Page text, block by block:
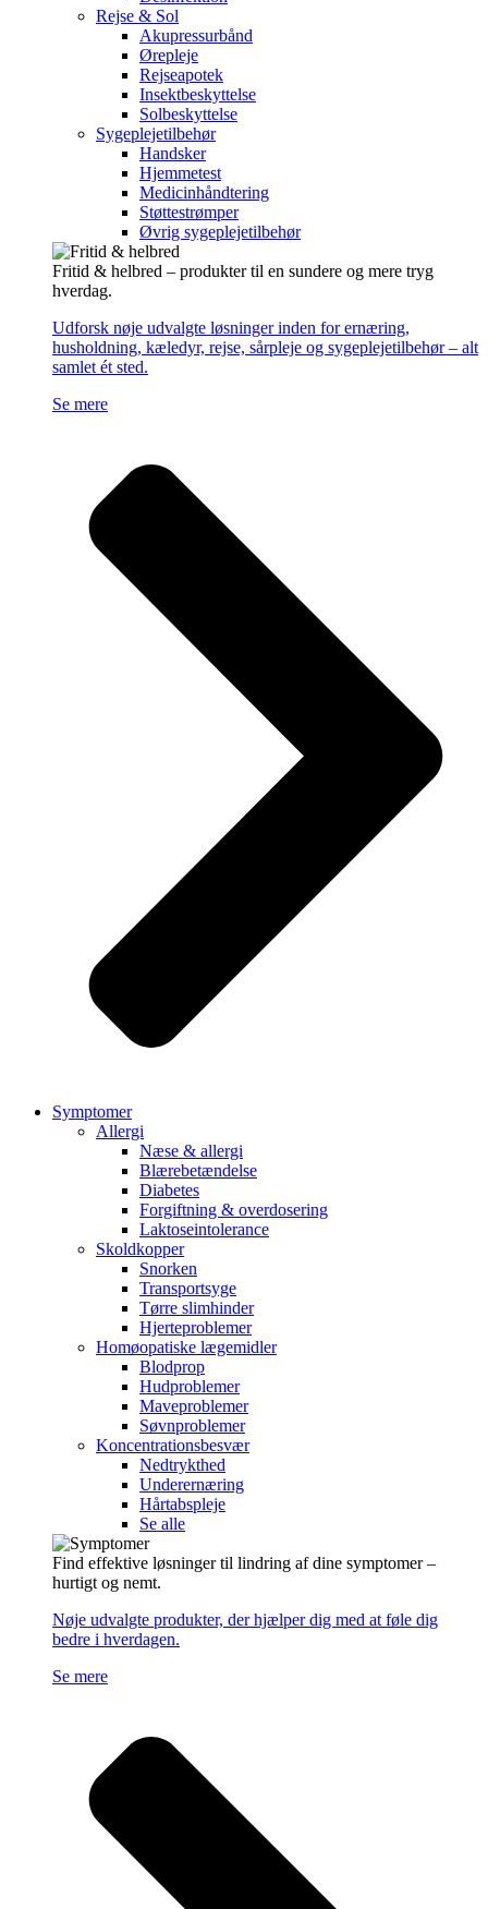
Rejse & Sol
Akupressurbånd
Ørepleje
Rejseapotek
Insektbeskyttelse
Solbeskyttelse
Sygeplejetilbehør
Handsker
Hjemmetest
Medicinhåndtering
Støttestrømper
Øvrig sygeplejetilbehør
Fritid & helbred – produkter til en sundere og mere tryg
hverdag.
Udforsk nøje udvalgte løsninger inden for ernæring,
husholdning, kæledyr, rejse, sårpleje og sygeplejetilbehør – alt
samlet ét sted.
Se mere
Symptomer
Allergi
Næse & allergi
Blærebetændelse
Diabetes
Forgiftning & overdosering
Laktoseintolerance
Skoldkopper
Snorken
Transportsyge
Tørre slimhinder
Hjerteproblemer
Homøopatiske lægemidler
Blodprop
Hudproblemer
Maveproblemer
Søvnproblemer
Koncentrationsbesvær
Nedtrykthed
Underernæring
Hårtabspleje
Se alle
Find effektive løsninger til lindring af dine symptomer –
hurtigt og nemt.
Nøje udvalgte produkter, der hjælper dig med at føle dig
bedre i hverdagen.
Se mere